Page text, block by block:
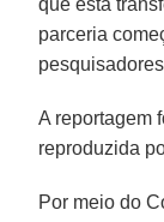
parceria
A reportagem
reproduzida
Por meio do